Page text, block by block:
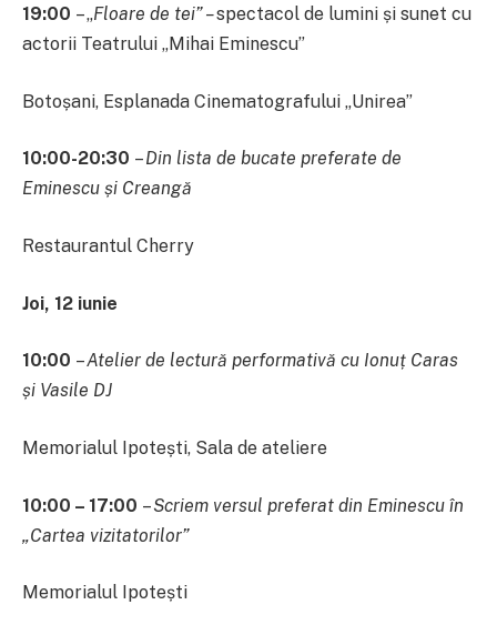
19:00 – „Floare de tei” –spectacol de lumini și sunet cu
actorii Teatrului „Mihai Eminescu”
Botoșani, Esplanada Cinematografului „Unirea”
10:00-20:30 –Din lista de bucate preferate de
Eminescu și Creangă
Restaurantul Cherry
Joi, 12 iunie
10:00 –Atelier de lectură performativă cu Ionuț Caras
și Vasile DJ
Memorialul Ipotești, Sala de ateliere
10:00 – 17:00 –Scriem versul preferat din Eminescu în
„Cartea vizitatorilor”
Memorialul Ipotești